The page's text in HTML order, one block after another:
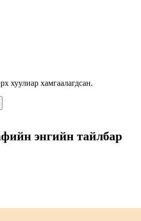
хуулиар хамгаалагдсан.
энгийн тайлбар